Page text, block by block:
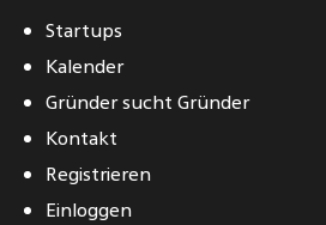
Startups
Kalender
Gründer sucht Gründer
Kontakt
Registrieren
Einloggen